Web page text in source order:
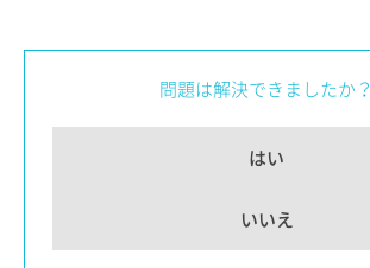
問題は解決できましたか？
はい
いいえ